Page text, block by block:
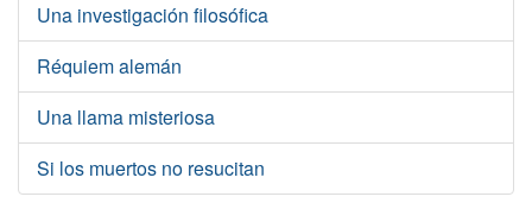
Una investigación filosófica
Réquiem alemán
Una llama misteriosa
Si los muertos no resucitan